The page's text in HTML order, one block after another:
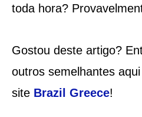
toda hora?
Gostou deste artigo?
outros semelhantes
site Brazil Greece!